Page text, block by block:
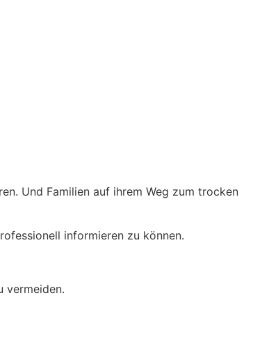
Und Familien auf ihrem Weg zum trocken
informieren zu können.
vermeiden.